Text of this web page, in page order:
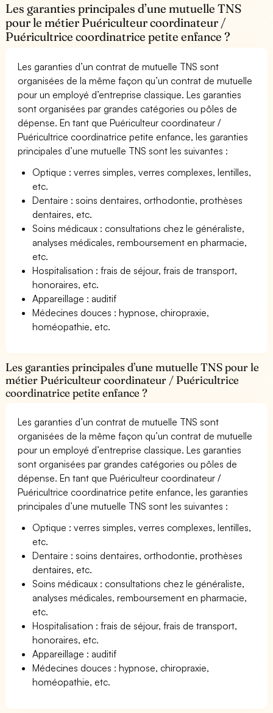
Les garanties principales d’une mutuelle TNS
pour le métier Puériculteur coordinateur /
Puéricultrice coordinatrice petite enfance ?
Les garanties d’un contrat de mutuelle TNS sont
organisées de la même façon qu’un contrat de mutuelle
pour un employé d’entreprise classique. Les garanties
sont organisées par grandes catégories ou pôles de
dépense. En tant que Puériculteur coordinateur /
Puéricultrice coordinatrice petite enfance, les garanties
principales d’une mutuelle TNS sont les suivantes :
Optique : verres simples, verres complexes, lentilles,
etc.
Dentaire : soins dentaires, orthodontie, prothèses
dentaires, etc.
Soins médicaux : consultations chez le généraliste,
analyses médicales, remboursement en pharmacie,
etc.
Hospitalisation : frais de séjour, frais de transport,
honoraires, etc.
Appareillage : auditif
Médecines douces : hypnose, chiropraxie,
homéopathie, etc.
Les garanties principales d’une mutuelle TNS pour le
métier Puériculteur coordinateur / Puéricultrice
coordinatrice petite enfance ?
Les garanties d’un contrat de mutuelle TNS sont
organisées de la même façon qu’un contrat de mutuelle
pour un employé d’entreprise classique. Les garanties
sont organisées par grandes catégories ou pôles de
dépense. En tant que Puériculteur coordinateur /
Puéricultrice coordinatrice petite enfance, les garanties
principales d’une mutuelle TNS sont les suivantes :
Optique : verres simples, verres complexes, lentilles,
etc.
Dentaire : soins dentaires, orthodontie, prothèses
dentaires, etc.
Soins médicaux : consultations chez le généraliste,
analyses médicales, remboursement en pharmacie,
etc.
Hospitalisation : frais de séjour, frais de transport,
honoraires, etc.
Appareillage : auditif
Médecines douces : hypnose, chiropraxie,
homéopathie, etc.